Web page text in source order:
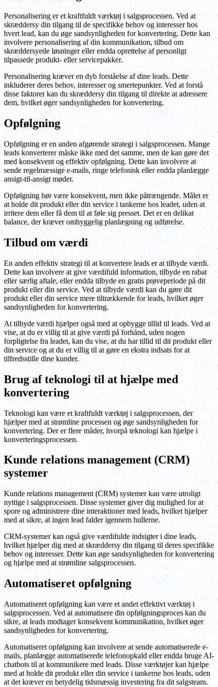
Personalisering er et kraftfuldt værktøj i salgsprocessen. Ved at
skræddersy din tilgang til de specifikke behov og interesser hos
hvert lead, kan du øge sandsynligheden for konvertering. Dette kan
involvere personalisering af din kommunikation, tilbud om
skræddersyede løsninger eller endda oprettelse af personligt
tilpassede produkt- eller servicepakker.
Personalisering kræver en dyb forståelse af dine leads. Dette
inkluderer deres behov, interesser og smertepunkter. Ved at forstå
disse faktorer kan du skræddersy din tilgang til direkte at adressere
dem, hvilket øger sandsynligheden for konvertering.
Opfølgning
Opfølgning er en anden afgørende strategi i salgsprocessen. Mange
leads konverterer måske ikke med det samme, men de kan gøre det
med konsekvent og effektiv opfølgning. Dette kan involvere at
sende regelmæssige e-mails, ringe telefonisk eller endda planlægge
ansigt-til-ansigt møder.
Opfølgning bør være konsekvent, men ikke påtrængende. Målet er
at holde dit produkt eller din service i tankerne hos leadet, uden at
irritere dem eller få dem til at føle sig presset. Det er en delikat
balance, der kræver omhyggelig planlægning og udførelse.
Tilbud om værdi
En anden effektiv strategi til at konvertere leads er at tilbyde værdi.
Dette kan involvere at give værdifuld information, tilbyde en rabat
eller særlig aftale, eller endda tilbyde en gratis prøveperiode på dit
produkt eller din service. Ved at tilbyde værdi kan du gøre dit
produkt eller din service mere tiltrækkende for leads, hvilket øger
sandsynligheden for konvertering.
At tilbyde værdi hjælper også med at opbygge tillid til leads. Ved at
vise, at du er villig til at give værdi på forhånd, uden nogen
forpligtelse fra leadet, kan du vise, at du har tillid til dit produkt eller
din service og at du er villig til at gøre en ekstra indsats for at
tilfredsstille dine kunder.
Brug af teknologi til at hjælpe med
konvertering
Teknologi kan være et kraftfuldt værktøj i salgsprocessen, der
hjælper med at strømline processen og øge sandsynligheden for
konvertering. Der er flere måder, hvorpå teknologi kan hjælpe i
konverteringsprocessen.
Kunde relations management (CRM)
systemer
Kunde relations management (CRM) systemer kan være utroligt
nyttige i salgsprocessen. Disse systemer giver dig mulighed for at
spore og administrere dine interaktioner med leads, hvilket hjælper
med at sikre, at ingen lead falder igennem hullerne.
CRM-systemer kan også give værdifulde indsigter i dine leads,
hvilket hjælper dig med at skræddersy din tilgang til deres specifikke
behov og interesser. Dette kan øge sandsynligheden for konvertering
og hjælpe med at strømline salgsprocessen.
Automatiseret opfølgning
Automatiseret opfølgning kan være et andet effektivt værktøj i
salgsprocessen. Ved at automatisere din opfølgningsproces kan du
sikre, at leads modtager konsekvent kommunikation, hvilket øger
sandsynligheden for konvertering.
Automatiseret opfølgning kan involvere at sende automatiserede e-
mails, planlægge automatiserede telefonopkald eller endda bruge AI-
chatbots til at kommunikere med leads. Disse værktøjer kan hjælpe
med at holde dit produkt eller din service i tankerne hos leads, uden
at det kræver en betydelig tidsmæssig investering fra dit salgsteam.